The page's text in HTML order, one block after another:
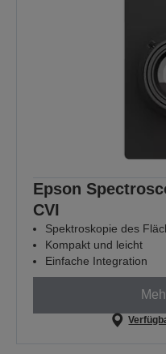
Epson
CVI
Spektroskopie des
Kompakt und leicht
Einfache Integration